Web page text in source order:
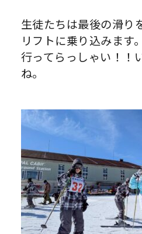
生徒たちは最後の滑り
リフトに乗り込みます。
行ってらっしゃい！！
ね。